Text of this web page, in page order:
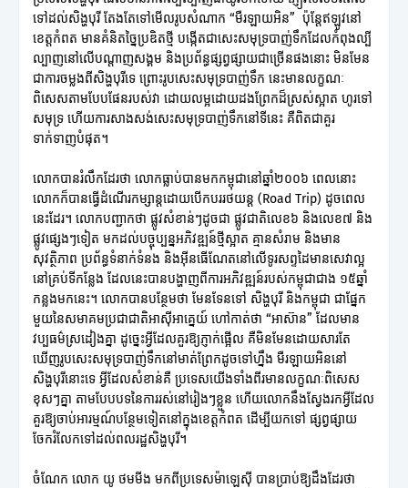
ទៅដល់សិង្ហបុរី តែងតែទៅមើលរូបសំណាក “មឺរឡាយអិន” ប៉ុន្តែឥឡូវនៅ
ខេត្តកំពត មានគំនិតច្នៃប្រឌិតថ្មី បង្កើតជាសេះសមុទ្របាញ់ទឹកដែលកំពុងល្បី
ល្បាញនៅលើបណ្តាញសង្គម និងប្រព័ន្ធផ្សព្វផ្សាយជាច្រើនផងនោះ មិនមែន
ជាការចម្លងពីសិង្ហបុរីទេ ព្រោះរូបសេះសមុទ្របាញ់ទឹក នេះមានលក្ខណៈ
ពិសេសតាមបែបផែនរបស់វា ដោយលម្អដោយដងព្រែកដ៏ស្រស់ស្អាត ហូរទៅ
សមុទ្រ ហើយការសាងសង់សេះសមុទ្របាញ់ទឹកនៅទីនេះ គឺពិតជាគួរ
ទាក់ទាញបំផុត។
លោកបានរំលឹកដែរថា លោកធ្លាប់បានមកកម្ពុជានៅឆ្នាំ២០០៦ ពេលនោះ
លោកក៏បានធ្វើដំណើរកម្សាន្តដោយបើកបររថយន្ត (Road Trip) ដូចពេល
នេះដែរ។ លោកបញ្ជាកថា ផ្លូវសំខាន់ៗដូចជា ផ្លូវជាតិលេខ៦ និងលេខ៧ និង
ផ្លូវផ្សេងៗទៀត មកដល់បច្ចុប្បន្នអភិវឌ្ឍន៍ថ្មីស្អាត គ្មានសំរាម និងមាន
សុវត្ថិភាព ប្រព័ន្ធទំនាក់ទំនង និងអ៊ីនធើណែតនៅលើទូរសព្ទដៃមានសេវាល្អ
នៅគ្រប់ទីកន្លែង ដែលនេះបានបង្ហាញពីការអភិវឌ្ឍន៍របស់កម្ពុជាជាង ១៥ឆ្នាំ
កន្លងមកនេះ។ លោកបានបន្ថែមថា មែនទែនទៅ សិង្ហបុរី និងកម្ពុជា ជាផ្នែក
មួយនៃសមាគមប្រជាជាតិអាស៊ីអាគ្នេយ៍ ហៅកាត់ថា “អាស៊ាន” ដែលមាន
វប្បធម៌ស្រដៀងគ្នា ដូច្នេះអ្វីដែលគួរឱ្យភ្ញាក់ផ្អើល គឺមិនមែនដោយសារតែ
ឃើញរូបសេះសមុទ្របាញ់ទឹកនៅមាត់ព្រែកដូចទៅហ្នឹង មឺរឡាយអិននៅ
សិង្ហបុរីនោះទេ អ្វីដែលសំខាន់គឺ ប្រទេសយើងទាំងពីរមានលក្ខណៈពិសេស
ខុសៗគ្នា តាមបែបបទនៃការរស់នៅរៀងៗខ្លួន ហើយលោកនឹងស្វែងរកអ្វីដែល
គួរឱ្យចាប់អារម្មណ៍បន្ថែមទៀតនៅក្នុងខេត្តកំពត ដើម្បីយកទៅ ផ្សព្វផ្សាយ
ចែករំលែកទៅដល់ពលរដ្ឋសិង្ហបុរី។
ចំណែក លោក យូ ថមមីង មកពីប្រទេសម៉ាឡេស៊ី បានប្រាប់ឱ្យដឹងដែរថា